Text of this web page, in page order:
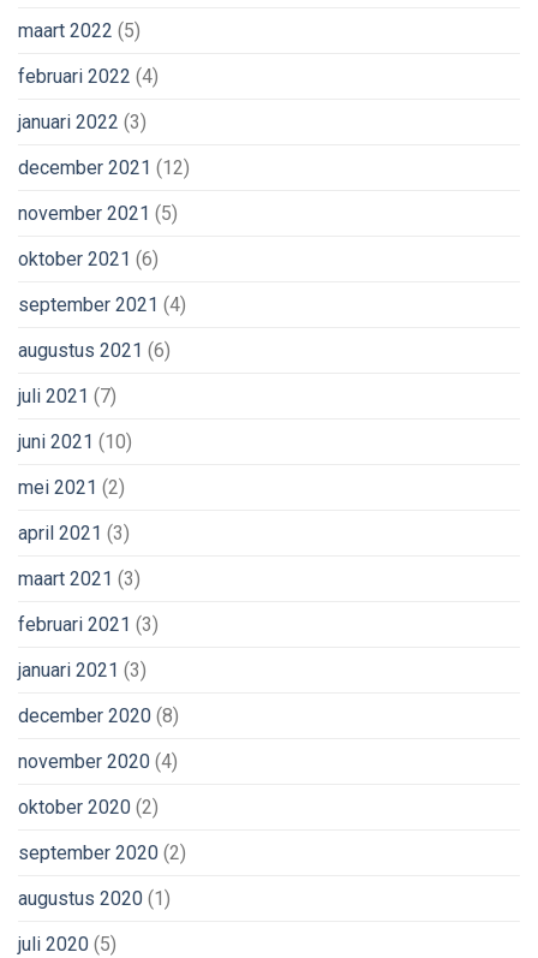
maart 2022 (5)
februari 2022 (4)
januari 2022 (3)
december 2021 (12)
november 2021 (5)
oktober 2021 (6)
september 2021 (4)
augustus 2021 (6)
juli 2021 (7)
juni 2021 (10)
mei 2021 (2)
april 2021 (3)
maart 2021 (3)
februari 2021 (3)
januari 2021 (3)
december 2020 (8)
november 2020 (4)
oktober 2020 (2)
september 2020 (2)
augustus 2020 (1)
juli 2020 (5)